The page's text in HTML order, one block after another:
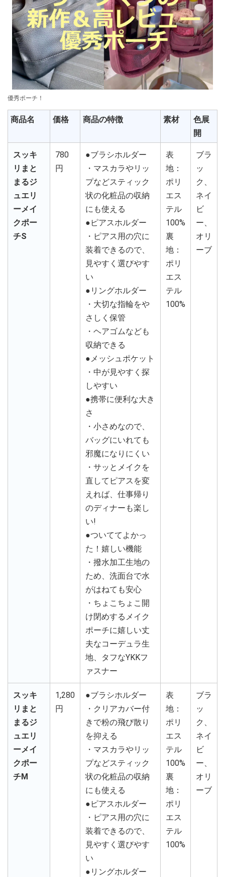
優秀ポーチ！
商品名 価格 商品の特徴 素材
色展
開
スッキ
リまと
まるジ
ュエリ
ーメイ
クポー
チS
780
円
●ブラシホルダー
・マスカラやリッ
プなどスティック
状の化粧品の収納
にも使える
●ピアスホルダー
・ピアス用の穴に
装着できるので、
見やすく選びやす
い
●リングホルダー
・大切な指輪をや
さしく保管
・ヘアゴムなども
収納できる
●メッシュポケット
・中が見やすく探
しやすい
●携帯に便利な大き
さ
・小さめなので、
バッグにいれても
邪魔になりにくい
・サッとメイクを
直してピアスを変
えれば、仕事帰り
のディナーも楽し
い!
●ついててよかっ
た！嬉しい機能
・撥水加工生地の
ため、洗面台で水
がはねても安心
・ちょこちょこ開
け閉めするメイク
ポーチに嬉しい丈
夫なコーデュラ生
地、タフなYKKフ
ァスナー
表
地：
ポリ
エス
テル
100%
裏
地：
ポリ
エス
テル
100%
ブラ
ッ
ク、
ネイ
ビ
ー、
オリ
ーブ
スッキ
リまと
まるジ
ュエリ
ーメイ
クポー
チM
1,280
円
●ブラシホルダー
・クリアカバー付
きで粉の飛び散り
を抑える
・マスカラやリッ
プなどスティック
状の化粧品の収納
にも使える
●ピアスホルダー
・ピアス用の穴に
装着できるので、
見やすく選びやす
い
●リングホルダー
表
地：
ポリ
エス
テル
100%
裏
地：
ポリ
エス
テル
100%
ブラ
ッ
ク、
ネイ
ビ
ー、
オリ
ーブ